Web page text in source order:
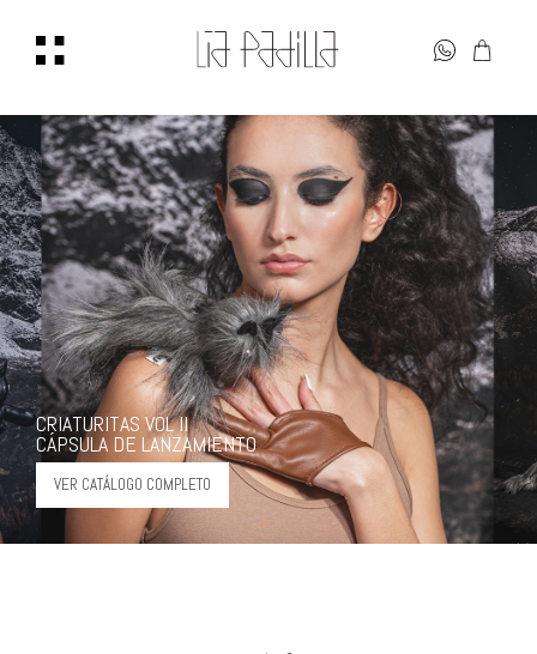
CRIATURITAS VOL II
CÁPSULA DE LANZAMIENTO
VER CATÁLOGO COMPLETO